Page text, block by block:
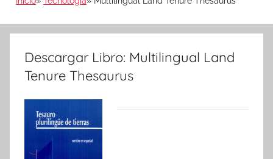
Descargar Libro: Multilingual Land
Tenure Thesaurus